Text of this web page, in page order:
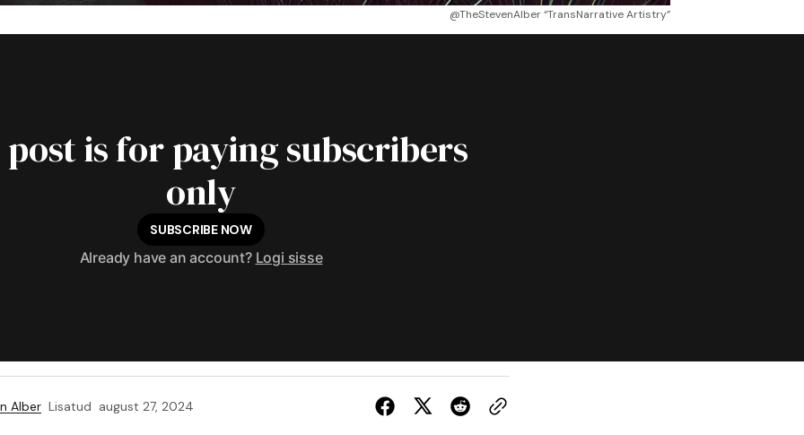
@TheStevenAlber “TransNarrative Artistry”
is for paying subscribers
only
SUBSCRIBE NOW
Already have an account? Logi sisse
Alber Lisatud august 27, 2024